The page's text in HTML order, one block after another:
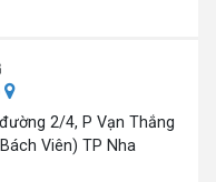
2/4, P Vạn Thắng
Viên) TP Nha